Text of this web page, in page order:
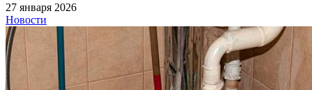
27 января 2026
Новости